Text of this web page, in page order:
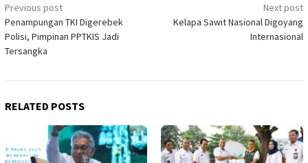
Post
navigation
Previous post
Penampungan TKI Digerebek
Polisi, Pimpinan PPTKIS Jadi
Tersangka
Next post
Kelapa Sawit Nasional Digoyang
Internasional
RELATED POSTS